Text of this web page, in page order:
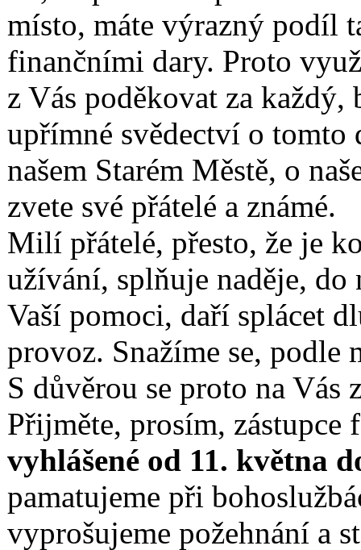
místo, máte výrazný podíl
finančními dary. Proto
z Vás poděkovat za každý,
upřímné svědectví o
našem Starém Městě, o
zvete své přátelé a známé.
Milí přátelé, přesto, že je
užívání, splňuje naděje,
Vaší pomoci, daří splácet
provoz. Snažíme se, podle
S důvěrou se proto na Vás
Přijměte, prosím,
vyhlášené od 11. května
pamatujeme při
vyprošujeme požehnání a